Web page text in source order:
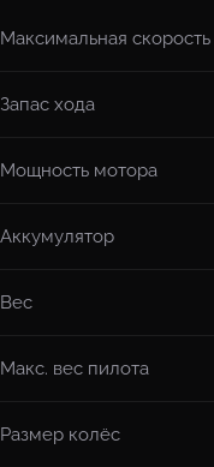
Максимальная скорость
Запас хода
Мощность мотора
Аккумулятор
Вес
Макс. вес пилота
Размер колёс